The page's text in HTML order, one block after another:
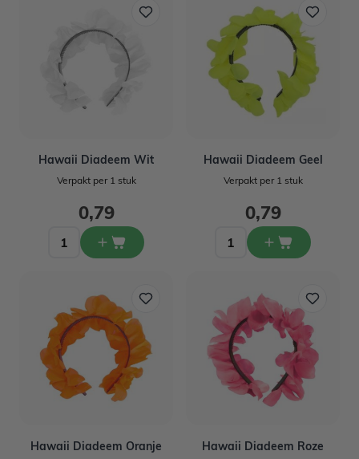
Hawaii Diadeem Wit
Verpakt per 1 stuk
0,79
Hawaii Diadeem Geel
Verpakt per 1 stuk
0,79
Hawaii Diadeem Oranje Hawaii Diadeem Roze